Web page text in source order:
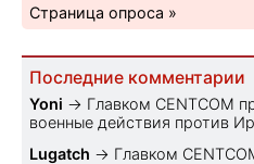
Страница опроса »
Последние комментарии
Yoni → Главком CENTCOM
военные действия против
Lugatch → Главком